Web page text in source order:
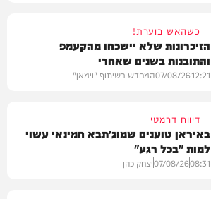
כשהאש בוערת!
הזיכרונות שלא יישכחו מהקעמפ
והתובנות בשנים שאחרי
12:21
07/08/26המחדש בשיתוף "וימאן"
דיווח דרמטי
באיראן טוענים שמוג'תבא חמינאי עשוי
למות "בכל רגע"
08:31
07/08/26יצחק כהן